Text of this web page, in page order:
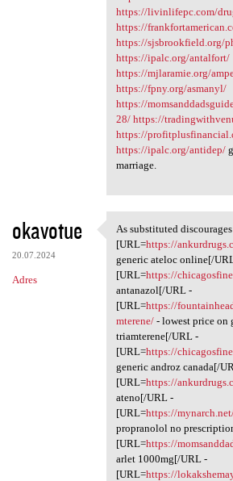
https://livinlifepc.com/
https://
https://sjsbrookfield.org/
https://ipalc.org/antalfort/
https://mjlaramie.org/
https://fpny.org/asmanyl/
https://
28/ https://
https://
https://ipalc.org/antidep/
marriage.
okavotue
20.07.2024
Adres
As substituted
As substituted discourages
[URL=https://
generic ateloc online[/
[URL=https://
antanazol[/URL -
[URL=https://
mterene/- lowest price on
triamterene[/URL -
[URL=https://
generic androz canada[/
[URL=https://
ateno[/URL -
[URL=https://
propranolol no
[URL=https://
arlet 1000mg[/URL -
[URL=https://